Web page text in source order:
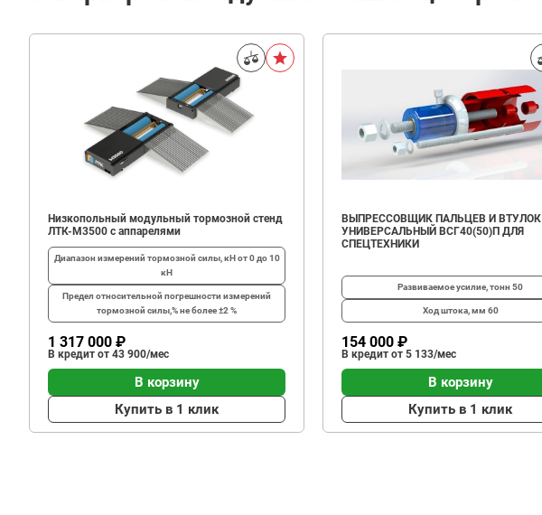
Низкопольный модульный тормозной стенд
ЛТК-М3500 с аппарелями
Диапазон измерений тормозной силы, кНот 0 до 10
кН
Предел относительной погрешности измерений
тормозной силы,%не более ±2 %
1 317 000 ₽
В кредит от 43 900/мес
В корзину
Купить в 1 клик
ВЫПРЕССОВЩИК ПАЛЬЦЕВ И ВТУЛОК
УНИВЕРСАЛЬНЫЙ ВСГ40(50)П ДЛЯ
СПЕЦТЕХНИКИ
Развиваемое усилие, тонн 50
Ход штока, мм 60
154 000 ₽
В кредит от 5 133/мес
В корзину
Купить в 1 клик